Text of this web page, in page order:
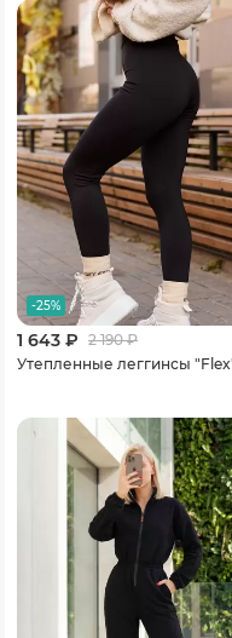
-25%
1 643 ₽ 2 190₽
Утепленные леггинсы